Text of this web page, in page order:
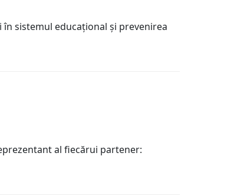
sistemul educaţional şi prevenirea
al fiecărui partener: